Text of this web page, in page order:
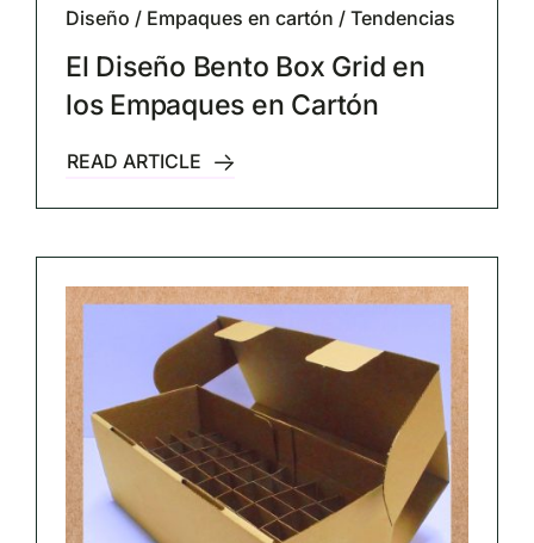
Diseño / Empaques en cartón / Tendencias
El Diseño Bento Box Grid en
los Empaques en Cartón
READ ARTICLE